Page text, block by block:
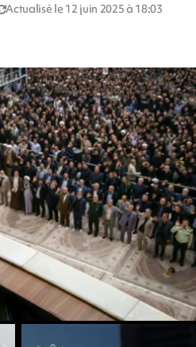
Actualisé le 12 juin 2025 à 18:03